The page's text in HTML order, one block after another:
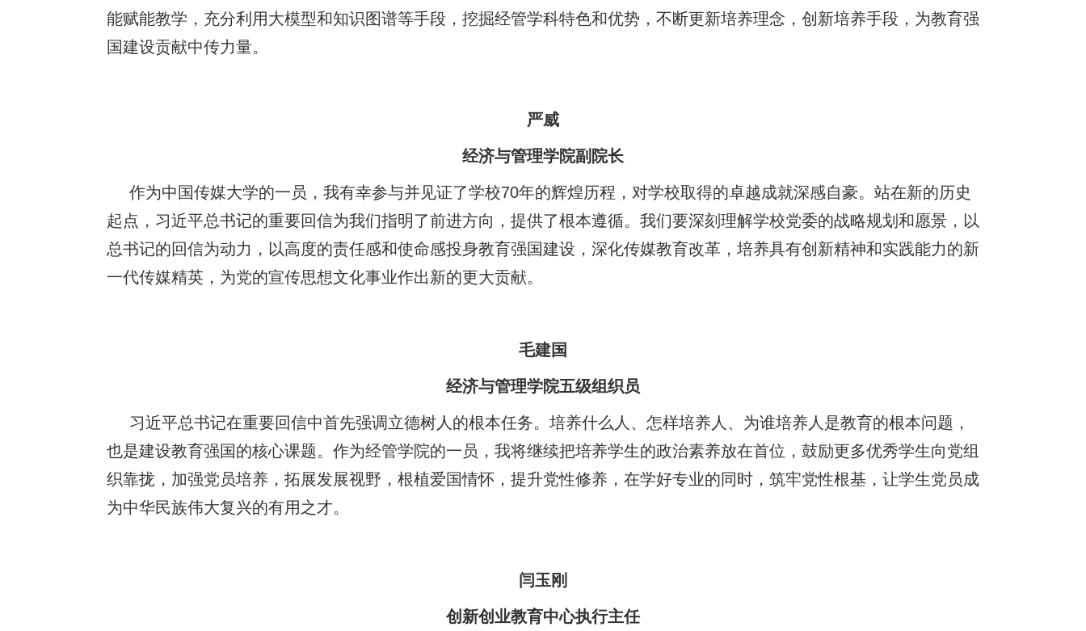
能赋能教学，充分利用大模型和知识图谱等手段，挖掘经管学科特色和优势，不断更新培养理念，创新培养手段，为教育强
国建设贡献中传力量。
严威
经济与管理学院副院长
作为中国传媒大学的一员，我有幸参与并见证了学校70年的辉煌历程，对学校取得的卓越成就深感自豪。站在新的历史
起点，习近平总书记的重要回信为我们指明了前进方向，提供了根本遵循。我们要深刻理解学校党委的战略规划和愿景，以
总书记的回信为动力，以高度的责任感和使命感投身教育强国建设，深化传媒教育改革，培养具有创新精神和实践能力的新
一代传媒精英，为党的宣传思想文化事业作出新的更大贡献。
毛建国
经济与管理学院五级组织员
习近平总书记在重要回信中首先强调立德树人的根本任务。培养什么人、怎样培养人、为谁培养人是教育的根本问题，
也是建设教育强国的核心课题。作为经管学院的一员，我将继续把培养学生的政治素养放在首位，鼓励更多优秀学生向党组
织靠拢，加强党员培养，拓展发展视野，根植爱国情怀，提升党性修养，在学好专业的同时，筑牢党性根基，让学生党员成
为中华民族伟大复兴的有用之才。
闫玉刚
创新创业教育中心执行主任